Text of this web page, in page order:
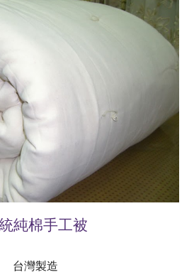
純棉手工被
台灣製造